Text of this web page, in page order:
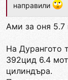
направили
Ами за оня 5.7
На Дурангото
392цид 6.4
цилиндъра.